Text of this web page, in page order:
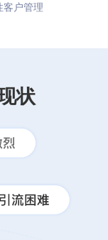
客户管理
状